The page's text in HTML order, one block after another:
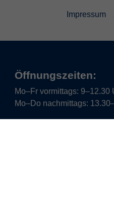
Impressum
Öffnungszeiten:
Mo–Fr vormittags: 9–12.30
Mo–Do nachmittags: